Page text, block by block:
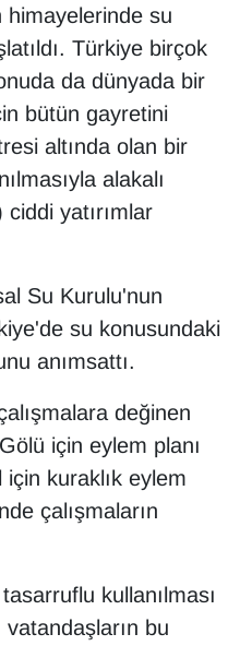
himayelerinde su
Türkiye birçok
da dünyada bir
bütün gayretini
altında olan bir
alakalı
yatırımlar
Su Kurulu'nun
su konusundaki
anımsattı.
değinen
için eylem planı
kuraklık eylem
çalışmaların
kullanılması
bu